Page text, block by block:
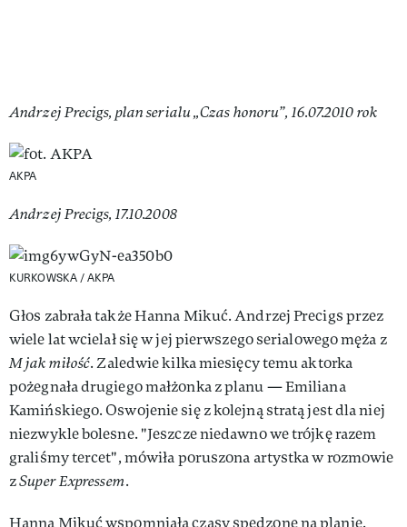
Andrzej Precigs, plan serialu „Czas honoru”, 16.07.2010 rok
AKPA
Andrzej Precigs, 17.10.2008
KURKOWSKA / AKPA
Głos zabrała także Hanna Mikuć. Andrzej Precigs przez
wiele lat wcielał się w jej pierwszego serialowego męża z
M jak miłość. Zaledwie kilka miesięcy temu aktorka
pożegnała drugiego małżonka z planu — Emiliana
Kamińskiego. Oswojenie się z kolejną stratą jest dla niej
niezwykle bolesne. "Jeszcze niedawno we trójkę razem
graliśmy tercet", mówiła poruszona artystka w rozmowie
zSuper Expressem.
Hanna Mikuć wspomniała czasy spędzone na planie.